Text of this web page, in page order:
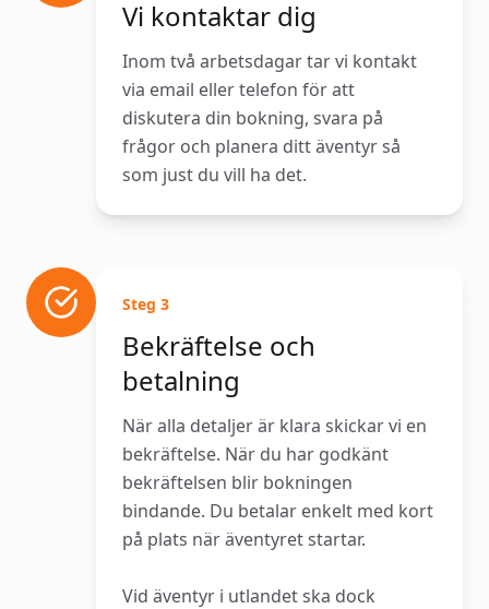
Vi kontaktar dig
Inom två arbetsdagar tar vi kontakt
via email eller telefon för att
diskutera din bokning, svara på
frågor och planera ditt äventyr så
som just du vill ha det.
Steg 3
Bekräftelse och
betalning
När alla detaljer är klara skickar vi en
bekräftelse. När du har godkänt
bekräftelsen blir bokningen
bindande. Du betalar enkelt med kort
på plats när äventyret startar.
Vid äventyr i utlandet ska dock